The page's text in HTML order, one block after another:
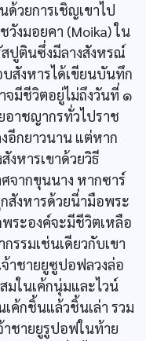
ด้วยการเชิญเขาไป
วังมอยคา (Moika) ใน
ปูตินซึ่งมีลางสังหรณ์
สังหารได้เขียนบันทึก
จมีชีวิตอยู่ไม่ถึงวันที่ ๑
อาชญากรทั่วไปราช
อีกยาวนาน แต่หาก
งหารเขาด้วยวิธี
จากขุนนาง หากซาร์
สังหารด้วยนี่ามือพระ
ระองค์จะมีชีวิตเหลือ
รรมเช่นเดียวกับเขา
าชายยูซูปอฟลวงล่อ
มในเค้กนุ่มและไวน์
ค้กชิ้นแล้วชิ้นเล่า รวม
าชายยูรูปอฟในท้าย